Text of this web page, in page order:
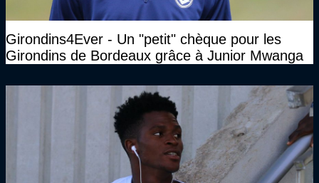
Girondins4Ever - Un "petit" chèque pour les
Girondins de Bordeaux grâce à Junior Mwanga